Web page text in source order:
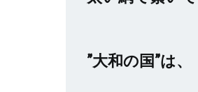
”大和の国”は、